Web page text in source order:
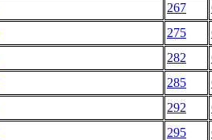
267
275
282
285
292
295